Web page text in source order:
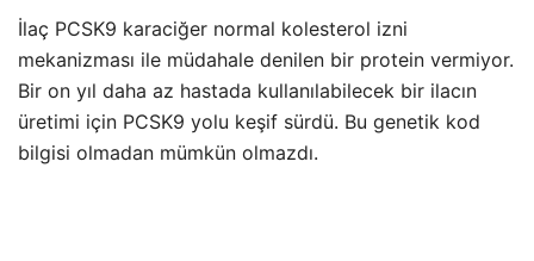
İlaç PCSK9 karaciğer normal kolesterol izni
mekanizması ile müdahale denilen bir protein vermiyor.
Bir on yıl daha az hastada kullanılabilecek bir ilacın
üretimi için PCSK9 yolu keşif sürdü. Bu genetik kod
bilgisi olmadan mümkün olmazdı.